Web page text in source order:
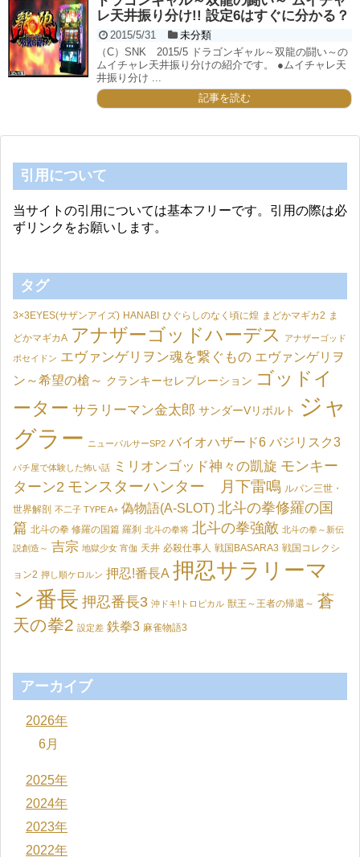
レ天井振り分け!! 設定6はすぐに分かる？
2015/5/31
未分類
（C）SNK 2015/5 ドラゴンギャル～双龍の闘い～の
ムイチャレ天井振り分けの紹介です。 ●ムイチャレ天
井振り分け ...
記事を読む
引用について
当サイトの引用については基本フリーです。引用の際は必
ずリンクをお願いします。
タグ
3×3EYES(サザンアイズ) HANABI ひぐらしのなく頃に煌 まどかマギカ2 ま
どかマギカA アナザーゴッドハーデス アナザーゴッド
ポセイドン エヴァンゲリヲン魂を繋ぐもの エヴァンゲリヲ
ン～希望の槍～ クランキーセレブレーション ゴッドイ
ーター サラリーマン金太郎 サンダーVリボルト
ジャ
グラー
ニューパルサーSP2 バイオハザード6 バジリスク3
パチ屋で体験した怖い話 ミリオンゴッド神々の凱旋 モンキー
ターン2 モンスターハンター 月下雷鳴 ルパン三世・
世界解剖 不二子 TYPE A+ 偽物語(A-SLOT) 北斗の拳修羅の国
篇 北斗の拳 修羅の国篇 羅刹 北斗の拳将 北斗の拳強敵 北斗の拳～新伝
説創造～ 吉宗 地獄少女 宵伽 天井 必殺仕事人 戦国BASARA3 戦国コレクシ
ョン2 押し順ケロルン 押忍!番長A 押忍サラリーマ
ン番長 押忍番長3 沖ドキ!トロピカル 獣王～王者の帰還～ 蒼
天の拳2 設定差 鉄拳3 麻雀物語3
アーカイブ
2026年
6月
2025年
2024年
2023年
2022年